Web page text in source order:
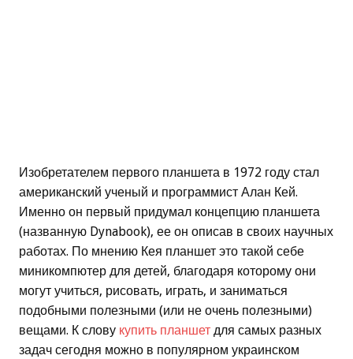
Изобретателем первого планшета в 1972 году стал
американский ученый и программист Алан Кей.
Именно он первый придумал концепцию планшета
(названную Dynabook), ее он описав в своих научных
работах. По мнению Кея планшет это такой себе
миникомпютер для детей, благодаря которому они
могут учиться, рисовать, играть, и заниматься
подобными полезными (или не очень полезными)
вещами. К слову купить планшет для самых разных
задач сегодня можно в популярном украинском